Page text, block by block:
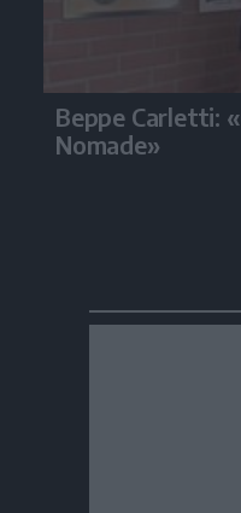
Beppe Carletti:
Nomade»